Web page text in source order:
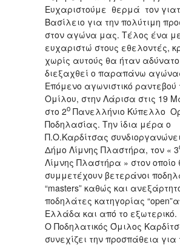
Ευχαριστούμε θερμά τον
Βασίλειο για την πολύτιμη
στον αγώνα μας. Τέλος ένα
ευχαριστώ στους εθελοντές,
χωρίς αυτούς θα ήταν
διεξαχθεί ο παραπάνω
Επόμενο αγωνιστικό ραντεβού
Ομίλου, στην Λάρισα στις 19
στο 2ο Πανελλήνιο Κύπελλο
Ποδηλασίας. Την ίδια μέρα ο
Π.Ο.Καρδίτσας
Δήμο Λίμνης Πλαστήρα, τον « 3
Λίμνης Πλαστήρα » στον οποίο
συμμετέχουν βετεράνοι
“masters” καθώς και
ποδηλάτες κατηγορίας
Ελλάδα και από το εξωτερικό.
O Ποδηλατικός Όμιλος
συνεχίζει την προσπάθεια για